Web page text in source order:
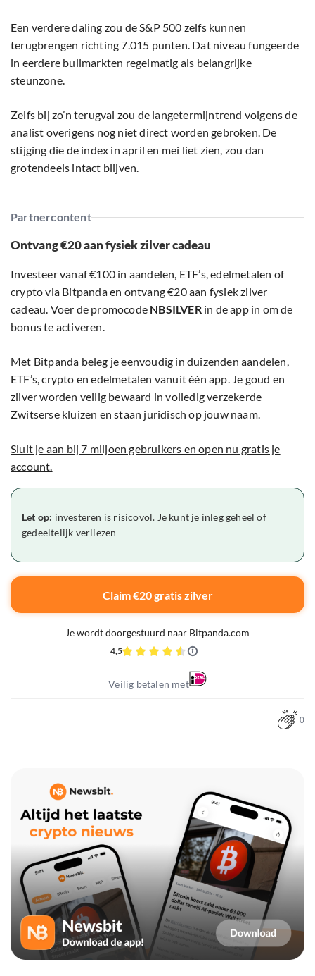
Een verdere daling zou de S&P 500 zelfs kunnen
terugbrengen richting 7.015 punten. Dat niveau fungeerde
in eerdere bullmarkten regelmatig als belangrijke
steunzone.
Zelfs bij zo’n terugval zou de langetermijntrend volgens de
analist overigens nog niet direct worden gebroken. De
stijging die de index in april en mei liet zien, zou dan
grotendeels intact blijven.
Partnercontent
Ontvang €20 aan fysiek zilver cadeau
Investeer vanaf €100 in aandelen, ETF’s, edelmetalen of
crypto via Bitpanda en ontvang €20 aan fysiek zilver
cadeau. Voer de promocode NBSILVERin de app in om de
bonus te activeren.
Met Bitpanda beleg je eenvoudig in duizenden aandelen,
ETF’s, crypto en edelmetalen vanuit één app. Je goud en
zilver worden veilig bewaard in volledig verzekerde
Zwitserse kluizen en staan juridisch op jouw naam.
Sluit je aan bij 7 miljoen gebruikers en open nu gratis je
account.
Let op: investeren is risicovol. Je kunt je inleg geheel of
gedeeltelijk verliezen
Claim €20 gratis zilver
Je wordt doorgestuurd naar Bitpanda.com
4,5
Veilig betalen met
0